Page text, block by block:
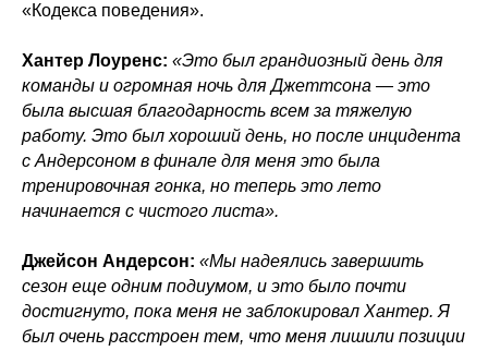
«Кодекса поведения».
Хантер Лоуренс: «Это был грандиозный день для
команды и огромная ночь для Джеттсона — это
была высшая благодарность всем за тяжелую
работу. Это был хороший день, но после инцидента
с Андерсоном в финале для меня это была
тренировочная гонка, но теперь это лето
начинается с чистого листа».
Джейсон Андерсон: «Мы надеялись завершить
сезон еще одним подиумом, и это было почти
достигнуто, пока меня не заблокировал Хантер. Я
был очень расстроен тем, что меня лишили позиции